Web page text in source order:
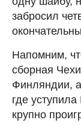
забросил
Напомним,
сборная
Финляндии,
где
крупно